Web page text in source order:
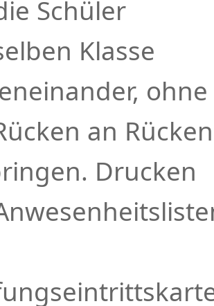
Schüler
Klasse
ohne
an Rücken
Drucken